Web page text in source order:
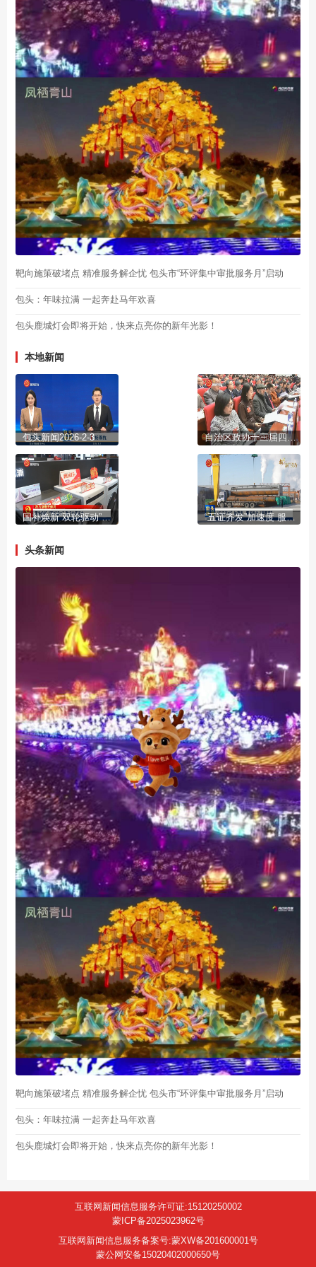
靶向施策破堵点 精准服务解企忧 包头市“环评集中审批服务月”启动
包头：年味拉满 一起奔赴马年欢喜
包头鹿城灯会即将开始，快来点亮你的新年光影！
本地新闻
包头新闻2026-2-3 自治区政协十三届四次会议开幕
国补焕新“双轮驱动”激活市场活力 “五证齐发”加速度 服务民企“零距离”
头条新闻
靶向施策破堵点 精准服务解企忧 包头市“环评集中审批服务月”启动
包头：年味拉满 一起奔赴马年欢喜
包头鹿城灯会即将开始，快来点亮你的新年光影！
互联网新闻信息服务许可证:15120250002
蒙ICP备2025023962号
互联网新闻信息服务备案号:蒙XW备201600001号
蒙公网安备15020402000650号